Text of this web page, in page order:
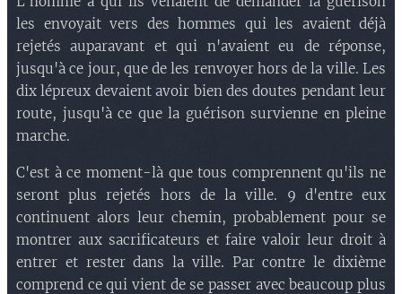
les envoyait vers des hommes qui les avaient déjà
rejetés auparavant et qui n'avaient eu de réponse,
jusqu'à ce jour, que de les renvoyer hors de la ville. Les
dix lépreux devaient avoir bien des doutes pendant leur
route, jusqu'à ce que la guérison survienne en pleine
marche.
C'est à ce moment-là que tous comprennent qu'ils ne
seront plus rejetés hors de la ville. 9 d'entre eux
continuent alors leur chemin, probablement pour se
montrer aux sacrificateurs et faire valoir leur droit à
entrer et rester dans la ville. Par contre le dixième
comprend ce qui vient de se passer avec beaucoup plus